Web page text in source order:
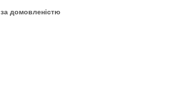
за домовленістю